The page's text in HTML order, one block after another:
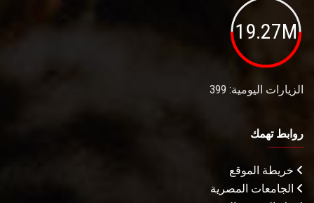
19.27M
الزيارات اليومية: 399
روابط تهمك
خريطة الموقع
الجامعات المصرية